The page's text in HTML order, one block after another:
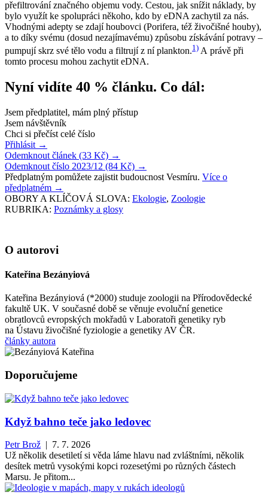
přefiltrování značného objemu vody. Cestou, jak snížit náklady, by
bylo využít ke spolupráci někoho, kdo by eDNA zachytil za nás.
Vhodnými adepty se zdají houbovci (Porifera, též živočišné houby),
a to díky svému (dosud nezajímavému) způsobu získávání potravy –
pumpují skrz své tělo vodu a filtrují z ní plankton.1) A právě při
tomto procesu mohou zachytit eDNA.
Nyní vidíte 40 % článku. Co dál:
Jsem předplatitel, mám plný přístup
Jsem návštěvník
Chci si přečíst celé číslo
Přihlásit →
Odemknout článek (33 Kč) →
Odemknout číslo 2023/12 (84 Kč) →
Předplatným pomůžete zajistit budoucnost Vesmíru. Více o
předplatném →
OBORY A KLÍČOVÁ SLOVA: Ekologie, Zoologie
RUBRIKA: Poznámky a glosy
O autorovi
Kateřina Bezányiová
Kateřina Bezányiová (*2000) studuje zoologii na Přírodovědecké
fakultě UK. V současné době se věnuje evoluční genetice
obratlovců evropských mokřadů v Laboratoři genetiky ryb
na Ústavu živočišné fyziologie a genetiky AV ČR.
články autora
Doporučujeme
Když bahno teče jako ledovec
Petr Brož | 7. 7. 2026
Už několik desetiletí si věda láme hlavu nad zvláštními, několik
desítek metrů vysokými kopci rozesetými po různých částech
Marsu. Je přitom...